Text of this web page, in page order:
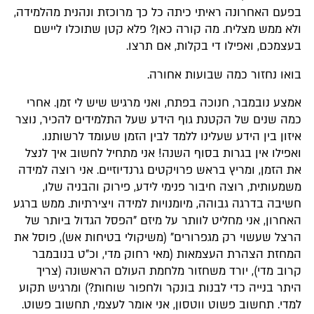
בפעם האחרונה ראיתי כיתה כל כך מרוכזת ונהנית מהלמידה,
ולא ממש מצליח. מה קורה כאן? פלא קטן שתוכלו ליישם
בעצמכם, ואפילו די בקלות, אם תרצו.
בואו נחזור כמה שבועות אחורה.
אמצע נובמבר, חנוכה בפתח, ואני מרגיש שיש לי זמן. אחרי
כמה שנים של הקטנת גוף הידע שעל התלמידים להכיר, נוצר
איזון בין הידע שעלינו ללמד לבין הזמן שעומד לרשותנו.
ואפילו אין בגרות בסוף השנה! אני מתחיל לחשוב איך לנצל
את הזמן, ומריץ בראש פרויקטים גרנדיוזיים. אני רוצה למידה
משמעותית, רוצה חיבור פנימי לידע, פירוק והבניה שלו,
חשיבה בדרגה גבוהה, מיומנויות למידה ויצירתיות. ממש ברגע
האחרון, אני מחליט לוותר על מיזם "הפסל הגדול ביותר של
הרצל שעשוי רק מגפרורים" (משיקולי בטיחות אש), פוסל את
המחזת הצהרת העצמאות (מאי רחוק מדי, וכ"ט בנובמבר
קרוב מדי), יורד משחזור מלחמת העולם הראשונה (צריך
היתר בנייה כדי לבנות בונקר ולחפור שוחות?) ומרגיש תקוע
למדי. תחשוב פשוט ווטסון, אני אומר לעצמי, תחשוב פשוט.